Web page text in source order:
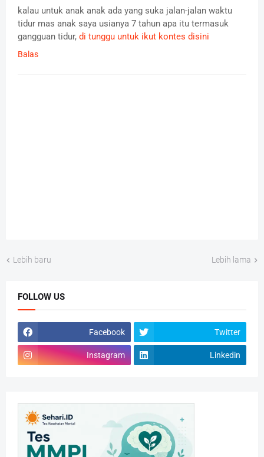
kalau untuk anak anak ada yang suka jalan-jalan waktu
tidur mas anak saya usianya 7 tahun apa itu termasuk
gangguan tidur, di tunggu untuk ikut kontes disini
Balas
Lebih baru Lebih lama
FOLLOW US
Facebook Twitter
Instagram Linkedin